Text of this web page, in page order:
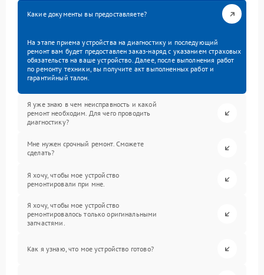
Какие документы вы предоставляете?
На этапе приема устройства на диагностику и последующий
ремонт вам будет предоставлен заказ-наряд с указанием страховых
обязательств на ваше устройство. Далее, после выполнения работ
по ремонту техники, вы получите акт выполненных работ и
гарантийный талон.
Я уже знаю в чем неисправность и какой
ремонт необходим. Для чего проводить
диагностику?
Мне нужен срочный ремонт. Сможете
сделать?
Я хочу, чтобы мое устройство
ремонтировали при мне.
Я хочу, чтобы мое устройство
ремонтировалось только оригинальными
запчастями.
Как я узнаю, что мое устройство готово?